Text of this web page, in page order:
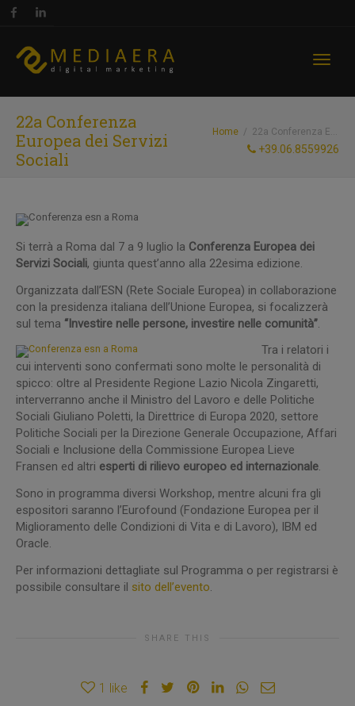
22a Conferenza
Europea dei Servizi
Sociali
Home 22a Conferenza Europea dei Servizi Sociali
+39.06.8559926
Si terrà a Roma dal 7 a 9 luglio la Conferenza Europea dei
Servizi Sociali, giunta quest’anno alla 22esima edizione.
Organizzata dall’ESN (Rete Sociale Europea) in collaborazione
con la presidenza italiana dell’Unione Europea, si focalizzerà
sul tema “Investire nelle persone, investire nelle comunità”
Tra i relatori i
cui interventi sono confermati sono molte le personalità di
spicco: oltre al Presidente Regione Lazio Nicola Zingaretti,
interverranno anche il Ministro del Lavoro e delle Politiche
Sociali Giuliano Poletti, la Direttrice di Europa 2020, settore
Politiche Sociali per la Direzione Generale Occupazione, Affari
Sociali e Inclusione della Commissione Europea Lieve
Fransen ed altri esperti di rilievo europeo ed internazionale.
Sono in programma diversi Workshop, mentre alcuni fra gli
espositori saranno l’Eurofound (Fondazione Europea per il
Miglioramento delle Condizioni di Vita e di Lavoro), IBM ed
Oracle.
Per informazioni dettagliate sul Programma o per registrarsi è
possibile consultare il sito dell’evento.
SHARE THIS
1 like